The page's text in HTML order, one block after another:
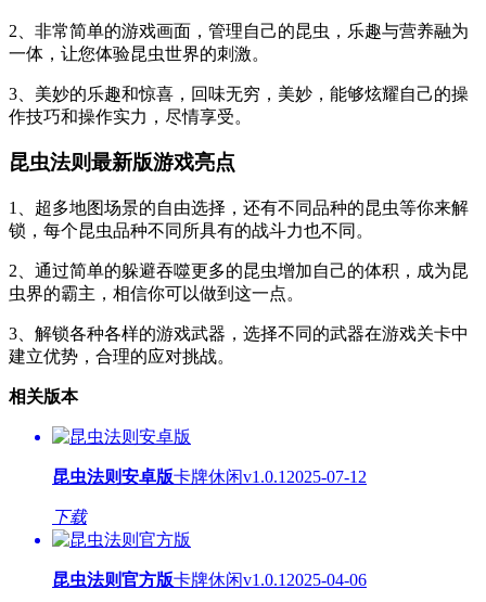
2、非常简单的游戏画面，管理自己的昆虫，乐趣与营养融为
一体，让您体验昆虫世界的刺激。
3、美妙的乐趣和惊喜，回味无穷，美妙，能够炫耀自己的操
作技巧和操作实力，尽情享受。
昆虫法则最新版游戏亮点
1、超多地图场景的自由选择，还有不同品种的昆虫等你来解
锁，每个昆虫品种不同所具有的战斗力也不同。
2、通过简单的躲避吞噬更多的昆虫增加自己的体积，成为昆
虫界的霸主，相信你可以做到这一点。
3、解锁各种各样的游戏武器，选择不同的武器在游戏关卡中
建立优势，合理的应对挑战。
相关版本
昆虫法则安卓版卡牌休闲v1.0.1 2025-07-12
下载
昆虫法则官方版卡牌休闲v1.0.1 2025-04-06